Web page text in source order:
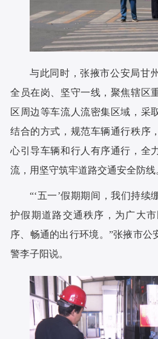
与此同时，张掖市公安局甘
全员在岗、坚守一线，聚焦辖区
区周边等车流人流密集区域，采
结合的方式，规范车辆通行秩序
心引导车辆和行人有序通行，全
流，用坚守筑牢道路交通安全防线
“‘五一’假期期间，我们持续
护假期道路交通秩序，为广大
序、畅通的出行环境。”张掖市公
警李子阳说。